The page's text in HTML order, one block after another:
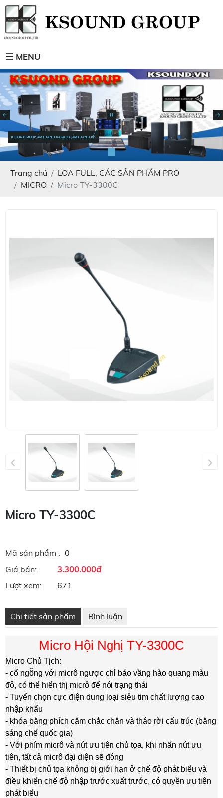
MENU
KSOUND GROUP, ÂM THANH KARAOKE, ÂM THANH RẺ
Trang chủ
LOA FULL, CÁC SẢN PHẨM PRO
MICRO
Micro TY-3300C
Micro TY-3300C
Mã sản phẩm : 0
Giá bán:
3.300.000đ
Lượt xem: 671
Chi tiết sản phẩm Bình luận
Micro Hội Nghị TY-3300C
Micro Chủ Tịch:
- cổ ngỗng với micrô ngược chỉ báo vầng hào quang màu
đỏ, có thể hiển thị micrô để nói trạng thái
- Tuyển chọn cực điện dung loại siêu tim chất lượng cao
nhập khẩu
- khóa bằng phích cắm chắc chắn và tháo rời cấu trúc (bằng
sáng chế quốc gia)
- Với phím micrô và nút ưu tiên chủ tọa, khi nhấn nút ưu
tiên, tất cả micrô đại diện sẽ đóng
- Thiết bị chủ tọa không bị giới hạn ở chế độ phát biểu và
điều khiển chế độ nhập trước xuất trước, có quyền ưu tiên
phát biểu